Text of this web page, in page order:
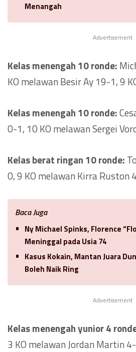
Menangah
Advertisement
Kelas menengah 10 ronde:
KO melawan Besir Ay 19-1, 9
Kelas menengah 10 ronde:
0-1, 10 KO melawan Sergei
Kelas berat ringan 10 ronde:
0, 9 KO melawan Kirra Ruston
Baca Juga
Ny Michael Spinks, Florence
Meninggal pada Usia 74
Kasus Kokain, Mantan Juara
Boleh Naik Ring
Advertisement
Kelas menengah yunior 4
3 KO melawan Jordan Martin